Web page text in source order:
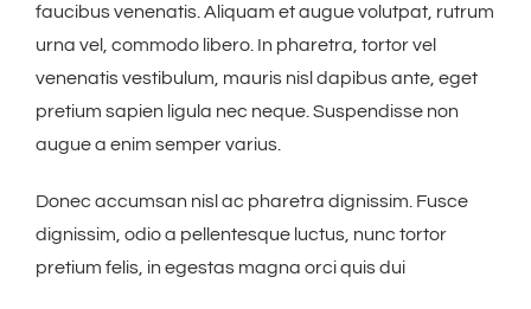
faucibus venenatis. Aliquam et augue volutpat, rutrum
urna vel, commodo libero. In pharetra, tortor vel
venenatis vestibulum, mauris nisl dapibus ante, eget
pretium sapien ligula nec neque. Suspendisse non
augue a enim semper varius.
Donec accumsan nisl ac pharetra dignissim. Fusce
dignissim, odio a pellentesque luctus, nunc tortor
pretium felis, in egestas magna orci quis dui